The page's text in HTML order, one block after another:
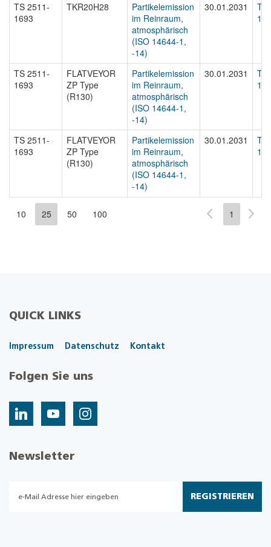
TS 2511-
1693
TKR20H28
Partikelemission
im Reinraum,
atmosphärisch
(ISO 14644-1,
-14)
30.01.2031
TS
TS 2511-
1693
FLATVEYOR
ZP Type
(R130)
Partikelemission
im Reinraum,
atmosphärisch
(ISO 14644-1,
-14)
30.01.2031
TS
TS 2511-
1693
FLATVEYOR
ZP Type
(R130)
Partikelemission
im Reinraum,
atmosphärisch
(ISO 14644-1,
-14)
30.01.2031
TS
10 25 50 100 1
QUICK LINKS
Impressum Datenschutz Kontakt
Folgen Sie uns
Newsletter
REGISTRIEREN